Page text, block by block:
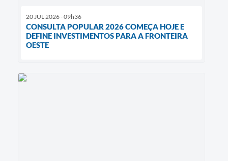
20 JUL 2026 - 09h36
CONSULTA POPULAR 2026 COMEÇA HOJE E
DEFINE INVESTIMENTOS PARA A FRONTEIRA
OESTE